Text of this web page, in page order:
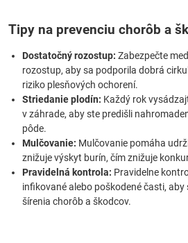
Tipy na prevenciu chorôb a
Dostatočný rozostup: Zabezpečte
rozostup, aby sa podporila dobrá
riziko plesňových ochorení.
Striedanie plodín: Každý rok
v záhrade, aby ste predišli
pôde.
Mulčovanie: Mulčovanie pomáha
znižuje výskyt burín, čím znižuje
Pravidelná kontrola: Pravidelne
infikované alebo poškodené časti,
šírenia chorôb a škodcov.